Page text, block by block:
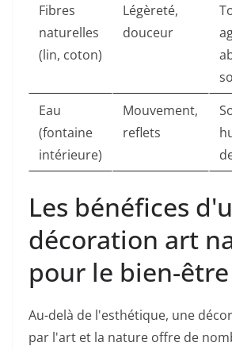
Fibres
naturelles
(lin, coton)
Légèreté,
douceur
Eau
(fontaine
intérieure)
Mouvement,
reflets
Les bénéfices
décoration art
pour le bien-être
Au-delà de l'esthétique, une
par l'art et la nature offre de